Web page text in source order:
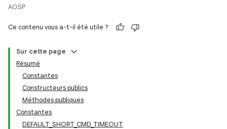
AOSP
Ce contenu vous a-t-il été utile ?
Sur cette page
Résumé
Constantes
Constructeurs publics
Méthodes publiques
Constantes
DEFAULT_SHORT_CMD_TIMEOUT